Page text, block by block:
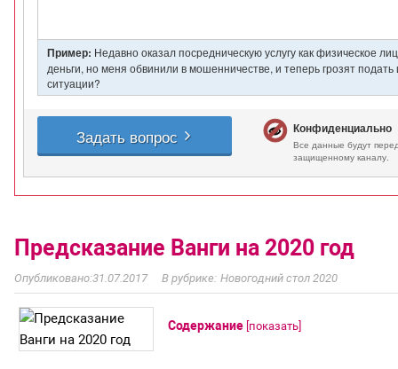
Предсказание Ванги на 2020 год
31.07.2017 Новогодний стол 2020
Содержание показать